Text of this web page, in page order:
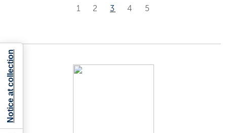
1 2 3 4 5
Notice at collection